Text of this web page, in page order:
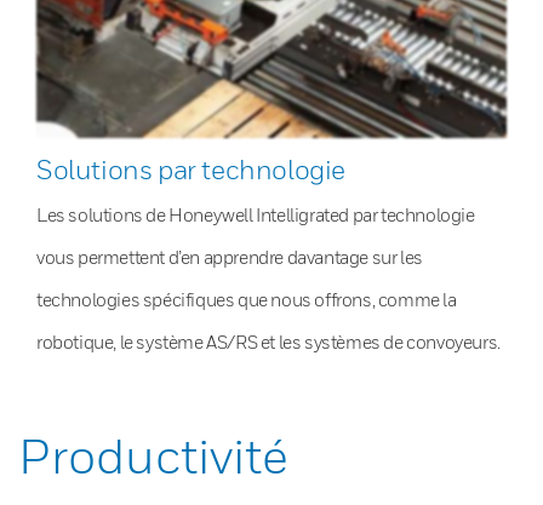
Solutions par technologie
Les solutions de Honeywell Intelligrated par technologie
vous permettent d’en apprendre davantage sur les
technologies spécifiques que nous offrons, comme la
robotique, le système AS/RS et les systèmes de convoyeurs.
Productivité